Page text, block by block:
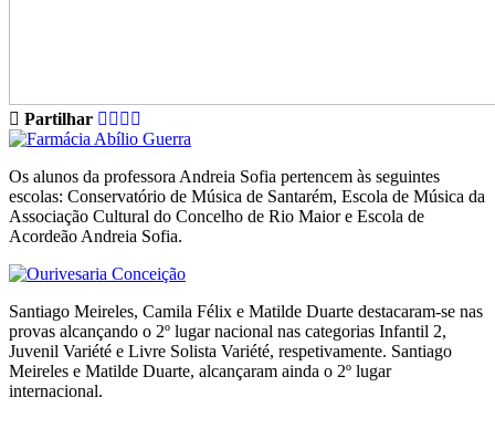
Partilhar
Os alunos da professora Andreia Sofia pertencem às seguintes
escolas: Conservatório de Música de Santarém, Escola de Música da
Associação Cultural do Concelho de Rio Maior e Escola de
Acordeão Andreia Sofia.
Santiago Meireles, Camila Félix e Matilde Duarte destacaram-se nas
provas alcançando o 2º lugar nacional nas categorias Infantil 2,
Juvenil Variété e Livre Solista Variété, respetivamente. Santiago
Meireles e Matilde Duarte, alcançaram ainda o 2º lugar
internacional.